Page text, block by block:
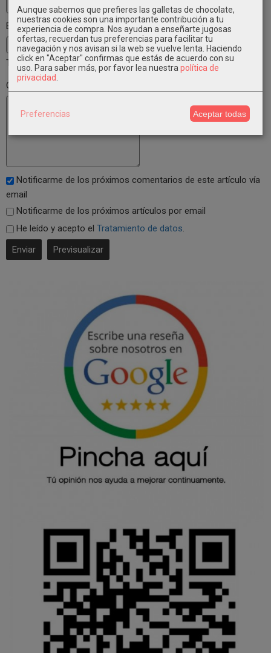
Email
Tu email no será publicado
Comentario
Notificarme de los próximos comentarios de este artículo vía
email
Notificarme de los próximos artículos por email
He leído y acepto el Tratamiento de datos.
Aunque sabemos que prefieres las galletas de chocolate,
nuestras cookies son una importante contribución a tu
experiencia de compra. Nos ayudan a enseñarte jugosas
ofertas, recuerdan tus preferencias para facilitar tu
navegación y nos avisan si la web se vuelve lenta. Haciendo
click en "Aceptar" confirmas que estás de acuerdo con su
uso. Para saber más, por favor lea nuestra política de
privacidad
Preferencias Aceptar todas